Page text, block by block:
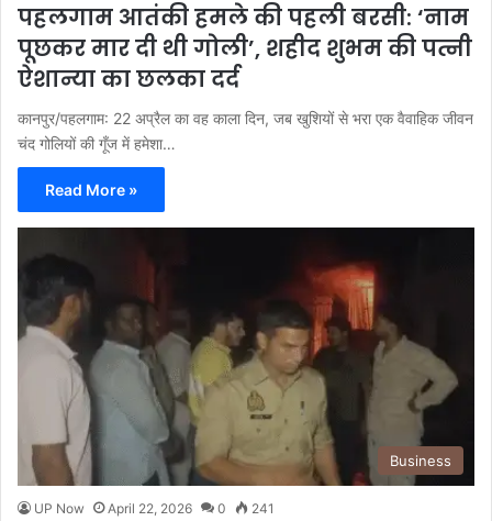
पहलगाम आतंकी हमले की पहली बरसी: ‘नाम
पूछकर मार दी थी गोली’, शहीद शुभम की पत्नी
ऐशान्या का छलका दर्द
कानपुर/पहलगाम: 22 अप्रैल का वह काला दिन, जब खुशियों से भरा एक वैवाहिक जीवन
चंद गोलियों की गूँज में हमेशा…
Read More »
Business
UP Now April 22, 2026 0 241